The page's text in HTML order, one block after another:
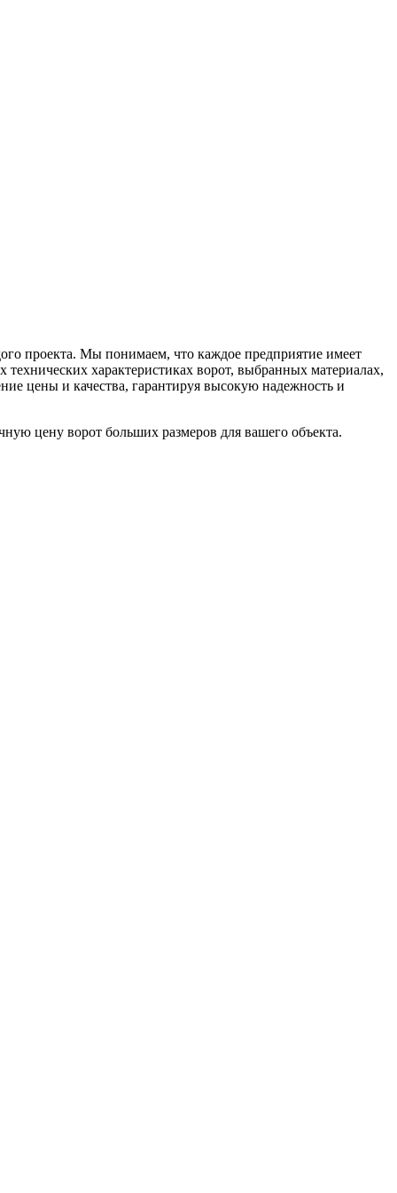
проекта. Мы понимаем, что каждое предприятие имеет
характеристиках ворот, выбранных материалах,
цены и качества, гарантируя высокую надежность и
цену ворот больших размеров для вашего объекта.